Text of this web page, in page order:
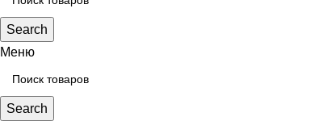
Search
Меню
Search